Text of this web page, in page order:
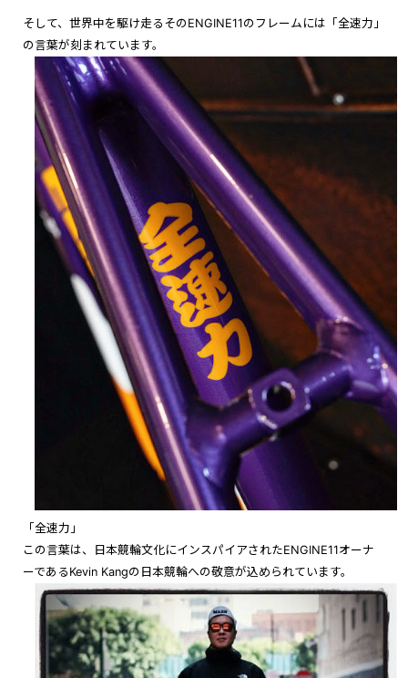
そして、世界中を駆け走るそのENGINE11のフレームには「全速力」
の言葉が刻まれています。
「全速力」
この言葉は、日本競輪文化にインスパイアされたENGINE11オーナ
ーであるKevin Kangの日本競輪への敬意が込められています。